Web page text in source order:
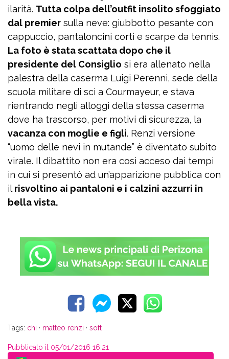
ilarità. Tutta colpa dell’outfit insolito sfoggiato
dal premier sulla neve: giubbotto pesante con
cappuccio, pantaloncini corti e scarpe da tennis.
La foto è stata scattata dopo che il
presidente del Consiglio si era allenato nella
palestra della caserma Luigi Perenni, sede della
scuola militare di sci a Courmayeur, e stava
rientrando negli alloggi della stessa caserma
dove ha trascorso, per motivi di sicurezza, la
vacanza con moglie e figli. Renzi versione
“uomo delle nevi in mutande” è diventato subito
virale. Il dibattito non era così acceso dai tempi
in cui si presentò ad un’apparizione pubblica con
il risvoltino ai pantaloni e i calzini azzurri in
bella vista.
Tags: chi · matteo renzi · soft
Pubblicato il 05/01/2016 16:21